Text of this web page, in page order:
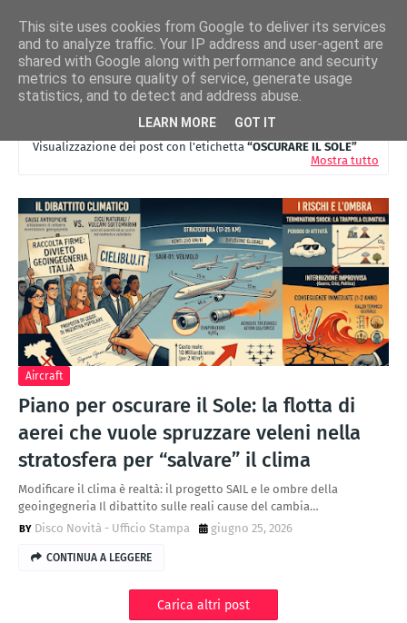
Visualizzazione dei post con l'etichetta OSCURARE IL SOLE
Mostra tutto
Aircraft
Piano per oscurare il Sole: la flotta di
aerei che vuole spruzzare veleni nella
stratosfera per “salvare” il clima
Modificare il clima è realtà: il progetto SAIL e le ombre della
geoingegneria Il dibattito sulle reali cause del cambia…
Disco Novità - Ufficio Stampa
giugno 25, 2026
CONTINUA A LEGGERE
Carica altri post
This site uses cookies from Google to deliver its services
and to analyze traffic. Your IP address and user-agent are
shared with Google along with performance and security
metrics to ensure quality of service, generate usage
statistics, and to detect and address abuse.
LEARN MORE GOT IT